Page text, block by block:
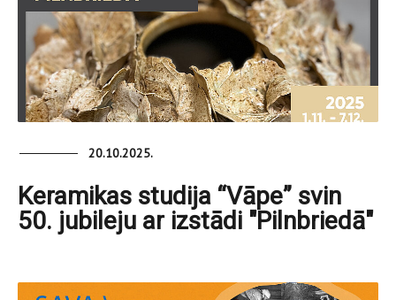
20.10.2025.
Keramikas studija “Vāpe” svin
50. jubileju ar izstādi "Pilnbriedā"